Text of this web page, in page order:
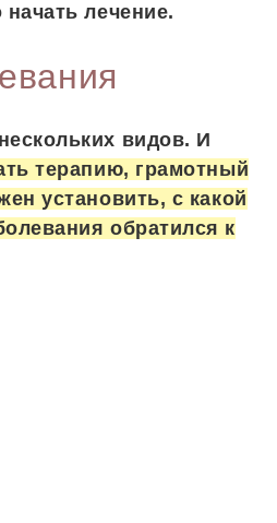
лечение.
видов. И
терапию, грамотный
установить, с какой
обратился к